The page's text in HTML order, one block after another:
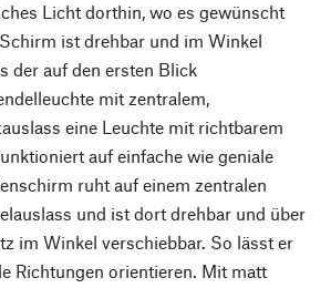
Licht dorthin, wo es gewünscht
ist drehbar und im Winkel
der auf den ersten Blick
mit zentralem,
eine Leuchte mit richtbarem
auf einfache wie geniale
ruht auf einem zentralen
und ist dort drehbar und über
im Winkel verschiebbar. So lässt er
Richtungen orientieren. Mit matt